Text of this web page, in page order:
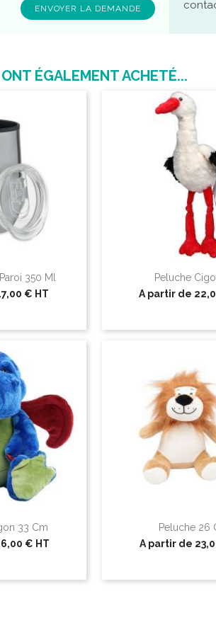
ÉGALEMENT ACHETÉ...
350 Ml
€ HT
Peluche
A partir de
33 Cm
€ HT
Peluche 26
A partir de